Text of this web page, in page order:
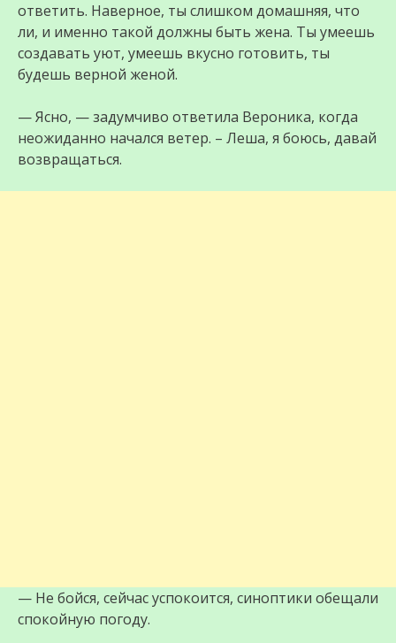
ответить. Наверное, ты слишком домашняя, что
ли, и именно такой должны быть жена. Ты умеешь
создавать уют, умеешь вкусно готовить, ты
будешь верной женой.
— Ясно, — задумчиво ответила Вероника, когда
неожиданно начался ветер. – Леша, я боюсь, давай
возвращаться.
— Не бойся, сейчас успокоится, синоптики обещали
спокойную погоду.